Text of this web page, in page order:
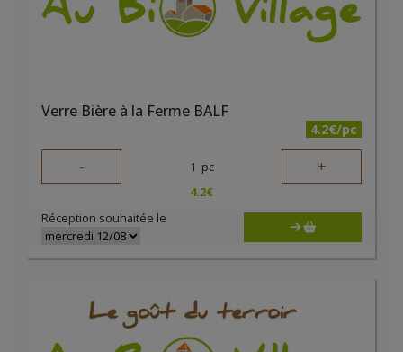
Verre Bière à la Ferme BALF
4.2€/pc
- 1 pc +
4.2€
Réception souhaitée le